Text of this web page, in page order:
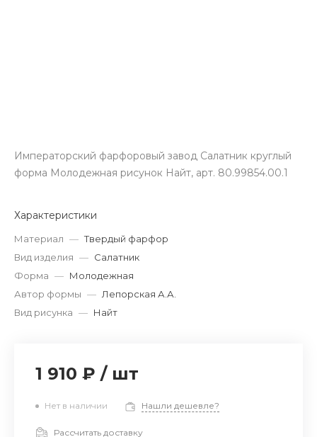
Императорский фарфоровый завод Салатник круглый
форма Молодежная рисунок Найт, арт. 80.99854.00.1
Характеристики
Материал — Твердый фарфор
Вид изделия — Салатник
Форма — Молодежная
Автор формы — Лепорская А.А.
Вид рисунка — Найт
1 910 ₽ / шт
Нет в наличии Нашли дешевле?
Рассчитать доставку